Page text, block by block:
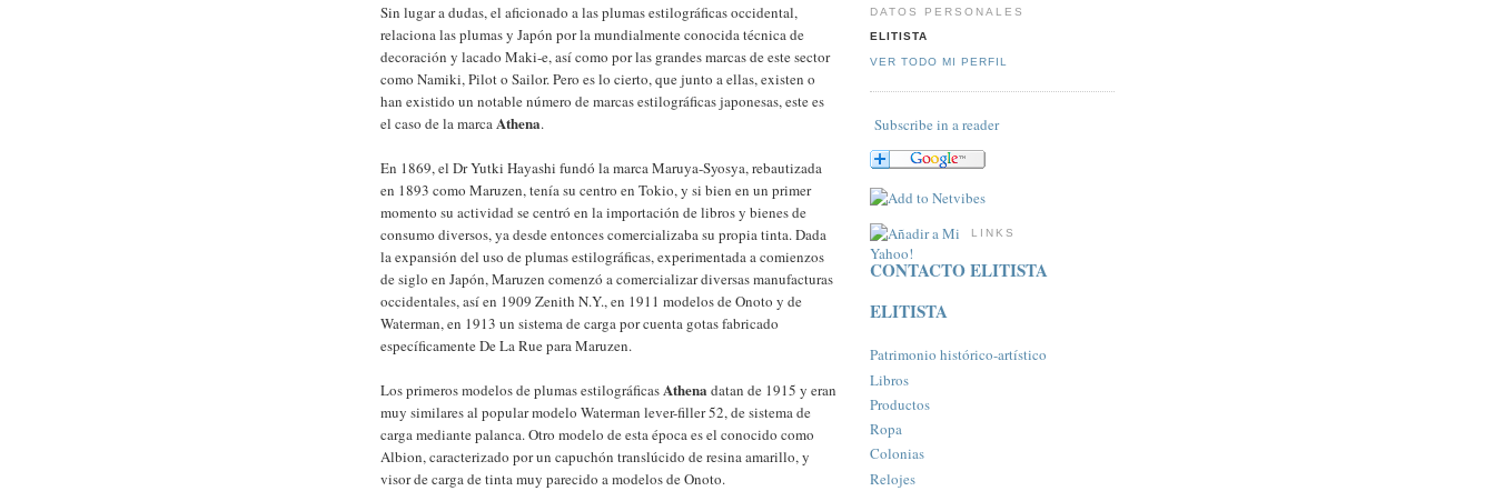
Sin lugar a dudas, el aficionado a las plumas estilográficas occidental,
relaciona las plumas y Japón por la mundialmente conocida técnica de
decoración y lacado Maki-e, así como por las grandes marcas de este sector
como Namiki, Pilot o Sailor. Pero es lo cierto, que junto a ellas, existen o
han existido un notable número de marcas estilográficas japonesas, este es
el caso de la marcaAthena.
En 1869, el Dr Yutki Hayashi fundó la marca Maruya-Syosya, rebautizada
en 1893 como Maruzen, tenía su centro en Tokio, y si bien en un primer
momento su actividad se centró en la importación de libros y bienes de
consumo diversos, ya desde entonces comercializaba su propia tinta. Dada
la expansión del uso de plumas estilográficas, experimentada a comienzos
de siglo en Japón, Maruzen comenzó a comercializar diversas manufacturas
occidentales, así en 1909 Zenith N.Y., en 1911 modelos de Onoto y de
Waterman, en 1913 un sistema de carga por cuenta gotas fabricado
específicamente De La Rue para Maruzen.
Los primeros modelos de plumas estilográficasAthena datan de 1915 y eran
muy similares al popular modelo Waterman lever-filler 52, de sistema de
carga mediante palanca. Otro modelo de esta época es el conocido como
Albion, caracterizado por un capuchón translúcido de resina amarillo, y
visor de carga de tinta muy parecido a modelos de Onoto.
DATOS PERSONALES
ELITISTA
VER TODO MI PERFIL
Subscribe in a reader
LINKS
CONTACTO ELITISTA
ELITISTA
Patrimonio histórico-artí­stico
Libros
Productos
Ropa
Colonias
Relojes